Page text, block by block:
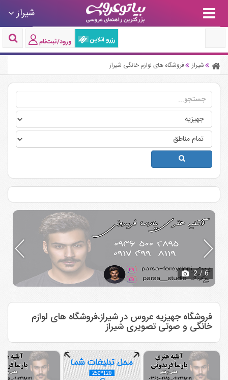
شیراز
رزرو آنلاین ورود/ثبت‌نام
شیراز فروشگاه های لوازم خانگی شیراز
3/ 6
فروشگاه جهیزیه عروس در شیراز،فروشگاه های لوازم
خانگی و صوتی تصویری شیراز